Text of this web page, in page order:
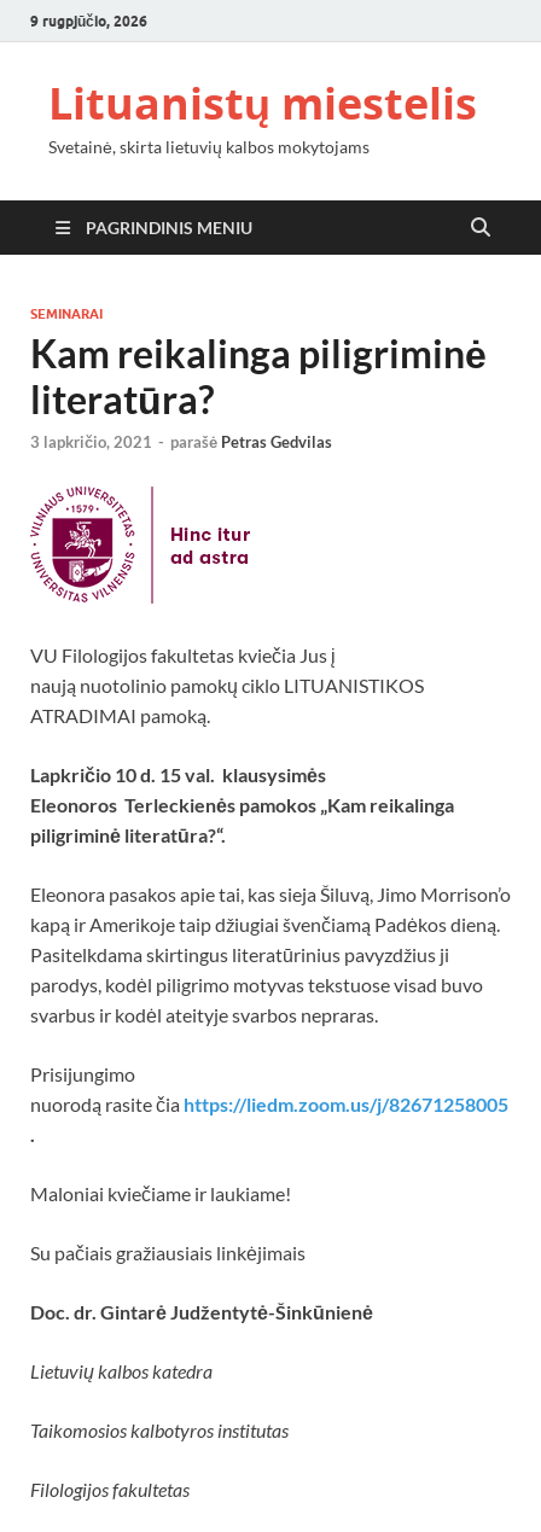
9 rugpjūčio, 2026
Lituanistų miestelis
Svetainė, skirta lietuvių kalbos mokytojams
PAGRINDINIS MENIU
SEMINARAI
Kam reikalinga piligriminė
literatūra?
3 lapkričio, 2021 - parašė Petras Gedvilas
VU Filologijos fakultetas kviečia Jus į
naują nuotolinio pamokų ciklo LITUANISTIKOS
ATRADIMAI pamoką.
Lapkričio 10 d. 15 val. klausysimės
Eleonoros Terleckienės pamokos „Kam reikalinga
piligriminė literatūra?“.
Eleonora pasakos apie tai, kas sieja Šiluvą, Jimo Morrison’o
kapą ir Amerikoje taip džiugiai švenčiamą Padėkos dieną.
Pasitelkdama skirtingus literatūrinius pavyzdžius ji
parodys, kodėl piligrimo motyvas tekstuose visad buvo
svarbus ir kodėl ateityje svarbos nepraras.
Prisijungimo
nuorodą rasite čia https://liedm.zoom.us/j/82671258005
.
Maloniai kviečiame ir laukiame!
Su pačiais gražiausiais linkėjimais
Doc. dr. Gintarė Judžentytė-Šinkūnienė
Lietuvių kalbos katedra
Taikomosios kalbotyros institutas
Filologijos fakultetas